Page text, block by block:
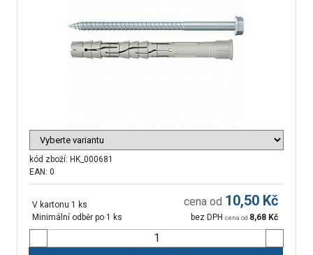
kód zboží: HK_000681
EAN: 0
V kartonu 1 ks
Minimální odběr po 1 ks
cena od 10,50 Kč
bez DPH cena od 8,68 Kč